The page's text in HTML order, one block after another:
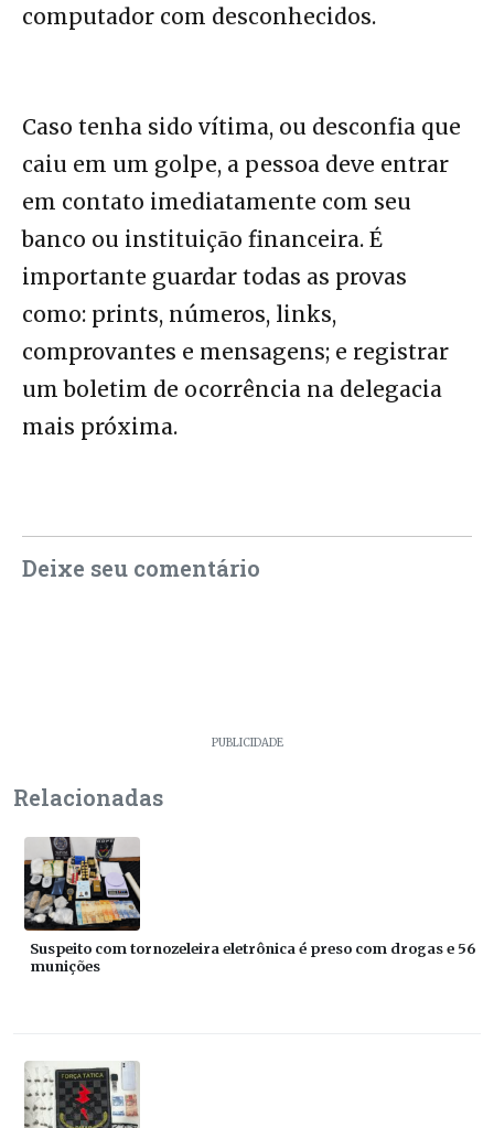
computador com desconhecidos.
Caso tenha sido vítima, ou desconfia que
caiu em um golpe, a pessoa deve entrar
em contato imediatamente com seu
banco ou instituição financeira. É
importante guardar todas as provas
como: prints, números, links,
comprovantes e mensagens; e registrar
um boletim de ocorrência na delegacia
mais próxima.
Deixe seu comentário
PUBLICIDADE
Relacionadas
Suspeito com tornozeleira eletrônica é preso com drogas e 56
munições